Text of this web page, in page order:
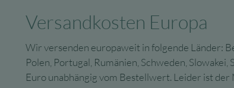
Versandkosten Europa
Wir versenden europaweit in folgende Länder:
Polen, Portugal, Rumänien, Schweden,
Euro unabhängig vom Bestellwert. Leider ist